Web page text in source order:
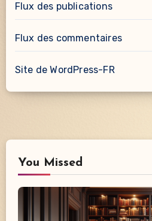
Flux des publications
Flux des commentaires
Site de WordPress-FR
You Missed